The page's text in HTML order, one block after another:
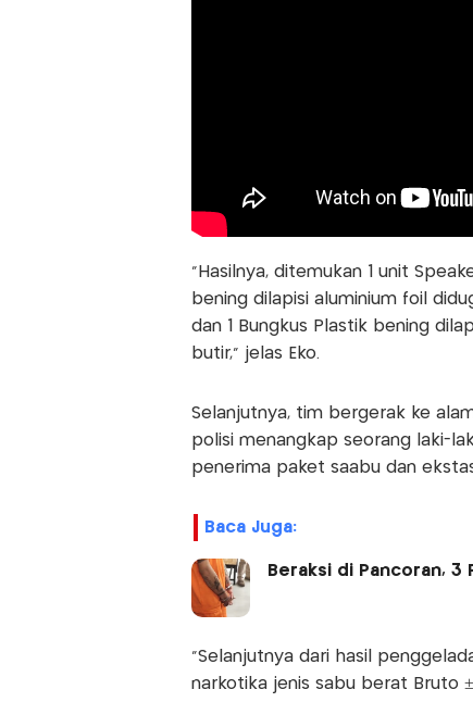
"Hasilnya, ditemukan 1 unit
bening dilapisi aluminium foil
dan 1 Bungkus Plastik bening
butir," jelas Eko.
Selanjutnya, tim bergerak ke
polisi menangkap seorang laki-
penerima paket saabu dan
Baca Juga:
Beraksi di Pancoran, 3
"Selanjutnya dari hasil
narkotika jenis sabu berat Bruto